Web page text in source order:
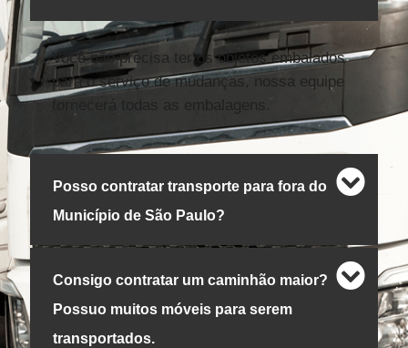
Você não precisa ter os objetos embalados
para o serviço de mudanças, nossa equipe
fornecerá todas as embalagens.
Posso contratar transporte para fora do
Município de São Paulo?
Consigo contratar um caminhão maior?
Possuo muitos móveis para serem
transportados.